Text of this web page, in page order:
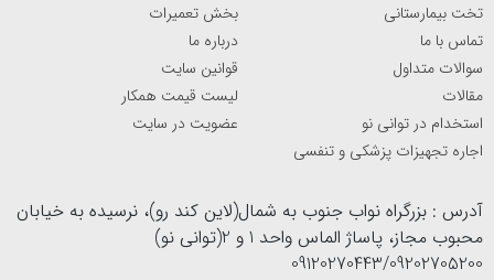
تخت بیمارستانی
بخش تعمیرات
تماس با ما
درباره ما
سوالات متداول
قوانین سایت
مقالات
لیست قیمت همکار
استخدام در توانی نو
عضویت در سایت
اجاره تجهیزات پزشکی و تنفسی
آدرس : بزرگراه نواب جنوب به شمال(لاین کند رو)، نرسیده به خیابان
محبوب مجاز، پاساژ الماس واحد 1 و 2(توانی نو)
09120270443/09202705200